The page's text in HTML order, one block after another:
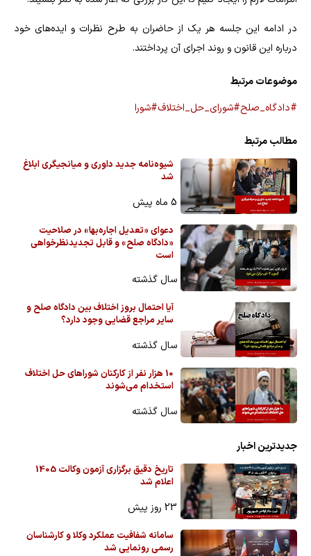
در ادامه این جلسه هر یک از حاضران به طرح نظرات و ایده‌های خود
درباره این قانون و روند اجرای آن پرداختند.
موضوعات مرتبط
#دادگاه_صلح#شورای_حل_اختلاف#شورا
مطالب مرتبط
شیوه‌نامه جدید داوری و میانجیگری ابلاغ
شد
5 ماه پیش
دعوای «تعدیل اجاره‌بها» در صلاحیت
«دادگاه صلح» و قابل تجدیدنظرخواهی
است
سال گذشته
آیا احتمال بروز اختلاف بین دادگاه صلح و
سایر مراجع قضایی وجود دارد؟
سال گذشته
10 هزار نفر از کارکنان شوراهای حل اختلاف
استخدام می‌شوند
سال گذشته
جدیدترین اخبار
تاریخ دقیق برگزاری آزمون وکالت 1405
اعلام شد
23 روز پیش
سامانه شفافیت عملکرد وکلا و کارشناسان
رسمی رونمایی شد